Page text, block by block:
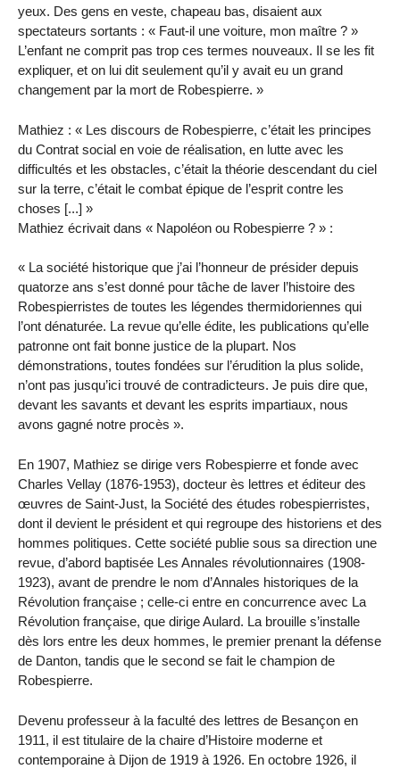
yeux. Des gens en veste, chapeau bas, disaient aux
spectateurs sortants : « Faut-il une voiture, mon maître ? »
L’enfant ne comprit pas trop ces termes nouveaux. Il se les fit
expliquer, et on lui dit seulement qu’il y avait eu un grand
changement par la mort de Robespierre. »
Mathiez : « Les discours de Robespierre, c’était les principes
du Contrat social en voie de réalisation, en lutte avec les
difficultés et les obstacles, c’était la théorie descendant du ciel
sur la terre, c’était le combat épique de l’esprit contre les
choses [...] »
Mathiez écrivait dans « Napoléon ou Robespierre ? » :
« La société historique que j’ai l’honneur de présider depuis
quatorze ans s’est donné pour tâche de laver l’histoire des
Robespierristes de toutes les légendes thermidoriennes qui
l’ont dénaturée. La revue qu’elle édite, les publications qu’elle
patronne ont fait bonne justice de la plupart. Nos
démonstrations, toutes fondées sur l’érudition la plus solide,
n’ont pas jusqu’ici trouvé de contradicteurs. Je puis dire que,
devant les savants et devant les esprits impartiaux, nous
avons gagné notre procès ».
En 1907, Mathiez se dirige vers Robespierre et fonde avec
Charles Vellay (1876-1953), docteur ès lettres et éditeur des
œuvres de Saint-Just, la Société des études robespierristes,
dont il devient le président et qui regroupe des historiens et des
hommes politiques. Cette société publie sous sa direction une
revue, d’abord baptisée Les Annales révolutionnaires (1908-
1923), avant de prendre le nom d’Annales historiques de la
Révolution française ; celle-ci entre en concurrence avec La
Révolution française, que dirige Aulard. La brouille s’installe
dès lors entre les deux hommes, le premier prenant la défense
de Danton, tandis que le second se fait le champion de
Robespierre.
Devenu professeur à la faculté des lettres de Besançon en
1911, il est titulaire de la chaire d’Histoire moderne et
contemporaine à Dijon de 1919 à 1926. En octobre 1926, il